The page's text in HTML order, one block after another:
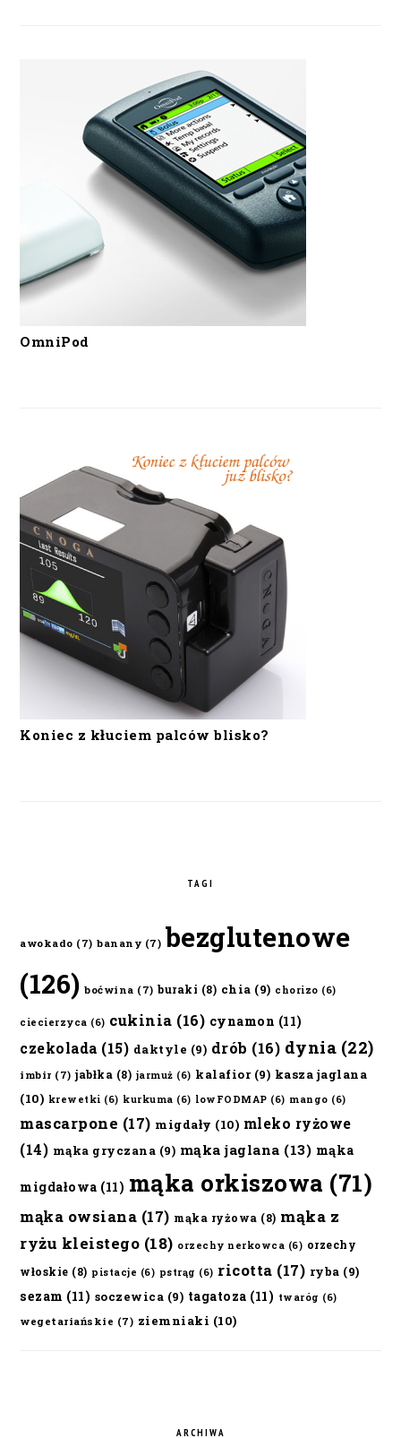
OmniPod
Koniec z kłuciem palców blisko?
TAGI
awokado (7) banany (7) bezglutenowe
(126) boćwina (7) buraki (8) chia (9) chorizo (6)
ciecierzyca (6) cukinia (16) cynamon (11)
czekolada (15) daktyle (9) drób (16) dynia (22)
imbir (7) jabłka (8) jarmuż (6) kalafior(9) kasza jaglana
(10) krewetki (6) kurkuma (6) lowFODMAP (6) mango (6)
mascarpone (17) migdały (10) mleko ryżowe
(14) mąka gryczana (9) mąka jaglana (13) mąka
migdałowa (11) mąka orkiszowa (71)
mąka owsiana (17) mąka ryżowa (8) mąka z
ryżu kleistego (18) orzechy nerkowca (6) orzechy
włoskie (8) pistacje (6) pstrąg (6) ricotta (17) ryba (9)
sezam (11) soczewica (9) tagatoza (11) twaróg (6)
wegetariańskie (7) ziemniaki (10)
ARCHIWA